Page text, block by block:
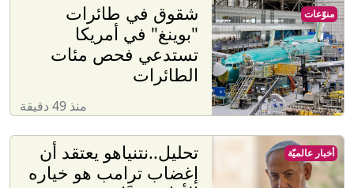
شقوق في طائرات
"بوينغ" في أمريكا
تستدعي فحص مئات
الطائرات
منذ 49 دقيقة
منوّعات
تحليل..نتنياهو يعتقد أن
إغضاب ترامب هو خياره
أخبار عالميّة